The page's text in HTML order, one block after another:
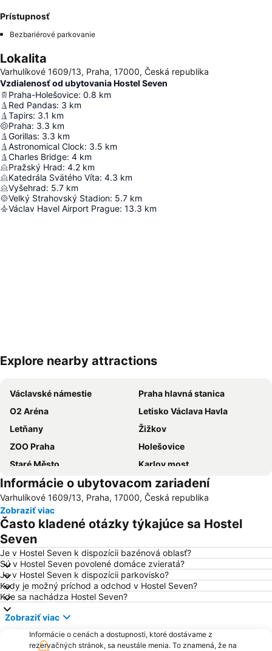
Prístupnosť
Bezbariérové parkovanie
Lokalita
Varhulíkové 1609/13, Praha, 17000, Česká republika
Vzdialenosť od ubytovania Hostel Seven
Praha-Holešovice: 0.8 km
Red Pandas: 3 km
Tapirs: 3.1 km
Praha: 3.3 km
Gorillas: 3.3 km
Astronomical Clock: 3.5 km
Charles Bridge: 4 km
Pražský Hrad: 4.2 km
Katedrála Svätého Víta: 4.3 km
Vyšehrad: 5.7 km
Velký Strahovský Stadion: 5.7 km
Václav Havel Airport Prague: 13.3 km
Explore nearby attractions
Václavské námestie
Praha hlavná stanica
O2 Aréna
Letisko Václava Havla
Letňany
Žižkov
ZOO Praha
Holešovice
Staré Město
Karlov most
Florenc Bus Terminal
Dejvice
Vinohrady
Smíchov
Vršovice
Kongresové centrum Praha
Aquapalace Praha
Státní hrad Karlstejn
Orloj
Výstavisko Letňany - PVA EXPO
Na Kampě
Výstavisko Praha - Holešovice
Nemocnice Motol Metro Station
Staromestská radnica
Trója
Náměstí Republiky
Stodůlky
Zličín
Informácie o ubytovacom zariadení
Varhulíkové 1609/13, Praha, 17000, Česká republika
Zobraziť viac
Často kladené otázky týkajúce sa Hostel
Seven
Je v Hostel Seven k dispozícii bazénová oblasť?
Sú v Hostel Seven povolené domáce zvieratá?
Je v Hostel Seven k dispozícii parkovisko?
Kedy je možný príchod a odchod v Hostel Seven?
Kde sa nachádza Hostel Seven?
Zobraziť viac
Informácie o cenách a dostupnosti, ktoré dostávame z
rezervačných stránok, sa neustále menia. To znamená, že na